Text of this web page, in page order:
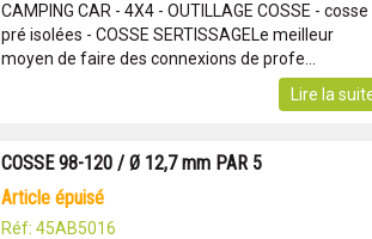
CAMPING CAR - 4X4 - OUTILLAGE COSSE - cosse
pré isolées - COSSE SERTISSAGELe meilleur
moyen de faire des connexions de profe...
Lire la
COSSE 98-120 / Ø 12,7 mm PAR 5
article épuisé
Réf: 45AB5016